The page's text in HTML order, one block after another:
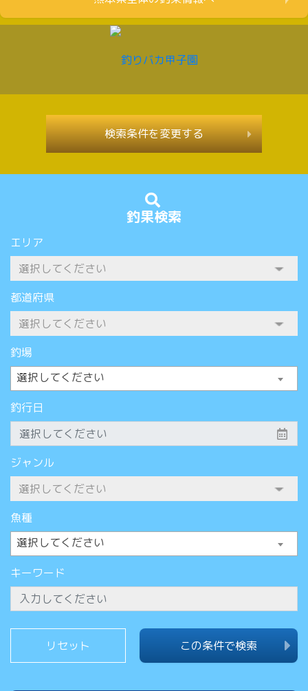
釣果検索
エリア
都道府県
釣場
選択してください
釣行日
ジャンル
魚種
選択してください
キーワード
この条件で検索
検索条件を変更する